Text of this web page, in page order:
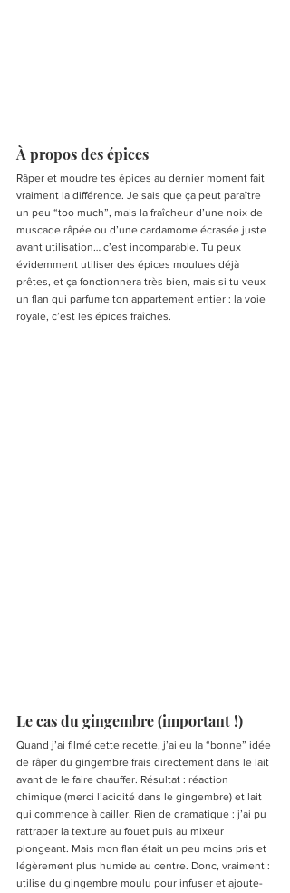
À propos des épices
Râper et moudre tes épices au dernier moment fait
vraiment la différence. Je sais que ça peut paraître
un peu “too much”, mais la fraîcheur d’une noix de
muscade râpée ou d’une cardamome écrasée juste
avant utilisation… c’est incomparable. Tu peux
évidemment utiliser des épices moulues déjà
prêtes, et ça fonctionnera très bien, mais si tu veux
un flan qui parfume ton appartement entier : la voie
royale, c’est les épices fraîches.
Le cas du gingembre (important !)
Quand j’ai filmé cette recette, j’ai eu la “bonne” idée
de râper du gingembre frais directement dans le lait
avant de le faire chauffer. Résultat : réaction
chimique (merci l’acidité dans le gingembre) et lait
qui commence à cailler. Rien de dramatique : j’ai pu
rattraper la texture au fouet puis au mixeur
plongeant. Mais mon flan était un peu moins pris et
légèrement plus humide au centre. Donc, vraiment :
utilise du gingembre moulu pour infuser et ajoute-